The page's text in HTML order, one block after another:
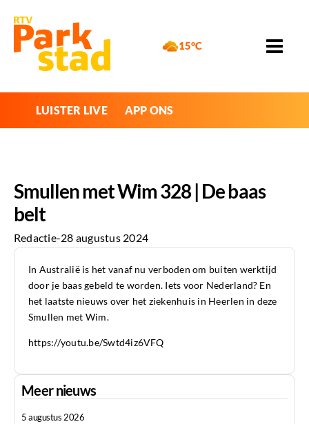
15°C
LUISTER LIVE APP ONS
Smullen met Wim 328 | De baas
belt
Redactie-28 augustus 2024
In Australië is het vanaf nu verboden om buiten werktijd
door je baas gebeld te worden. Iets voor Nederland? En
het laatste nieuws over het ziekenhuis in Heerlen in deze
Smullen met Wim.
https://youtu.be/Swtd4iz6VFQ
Meer nieuws
5 augustus 2026